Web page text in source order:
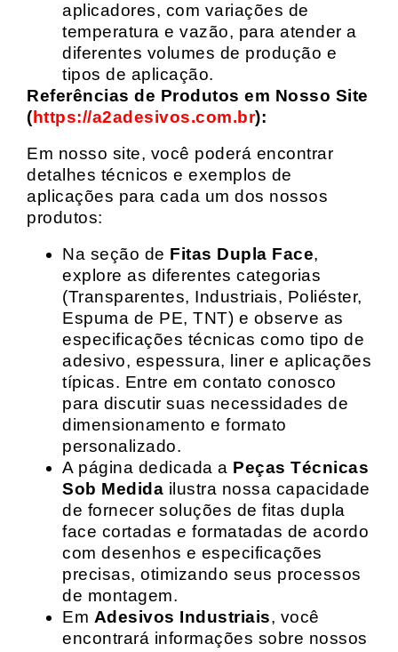
aplicadores, com variações de
temperatura e vazão, para atender a
diferentes volumes de produção e
tipos de aplicação.
Referências de Produtos em Nosso Site
(https://a2adesivos.com.br):
Em nosso site, você poderá encontrar
detalhes técnicos e exemplos de
aplicações para cada um dos nossos
produtos:
Na seção de Fitas Dupla Face,
explore as diferentes categorias
(Transparentes, Industriais, Poliéster,
Espuma de PE, TNT) e observe as
especificações técnicas como tipo de
adesivo, espessura, liner e aplicações
típicas. Entre em contato conosco
para discutir suas necessidades de
dimensionamento e formato
personalizado.
A página dedicada a Peças Técnicas
Sob Medida ilustra nossa capacidade
de fornecer soluções de fitas dupla
face cortadas e formatadas de acordo
com desenhos e especificações
precisas, otimizando seus processos
de montagem.
Em Adesivos Industriais, você
encontrará informações sobre nossos